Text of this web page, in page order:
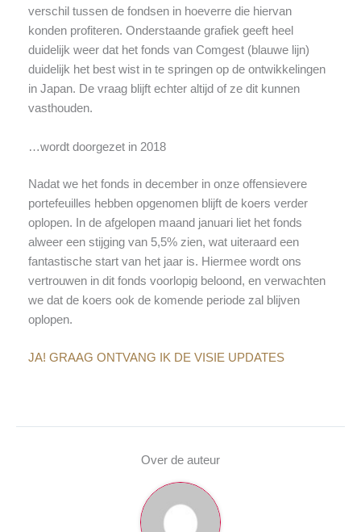
verschil tussen de fondsen in hoeverre die hiervan
konden profiteren. Onderstaande grafiek geeft heel
duidelijk weer dat het fonds van Comgest (blauwe lijn)
duidelijk het best wist in te springen op de ontwikkelingen
in Japan. De vraag blijft echter altijd of ze dit kunnen
vasthouden.
…wordt doorgezet in 2018
Nadat we het fonds in december in onze offensievere
portefeuilles hebben opgenomen blijft de koers verder
oplopen. In de afgelopen maand januari liet het fonds
alweer een stijging van 5,5% zien, wat uiteraard een
fantastische start van het jaar is. Hiermee wordt ons
vertrouwen in dit fonds voorlopig beloond, en verwachten
we dat de koers ook de komende periode zal blijven
oplopen.
JA! GRAAG ONTVANG IK DE VISIE UPDATES
Over de auteur